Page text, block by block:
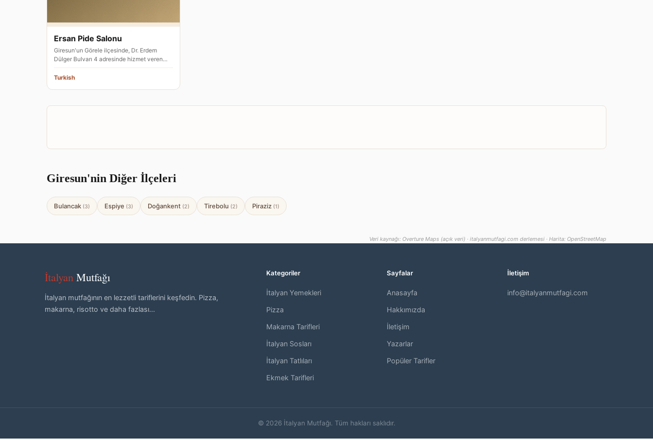
Ersan Pide Salonu
Giresun'un Görele ilçesinde, Dr. Erdem
Dülger Bulvarı 4 adresinde hizmet veren
Ersan Pide Salonu, İtalyan mutf…
Turkish
Giresun'nin Diğer İlçeleri
Bulancak (3) Espiye (3) Doğankent (2) Tirebolu (2) Piraziz (1)
Veri kaynağı: Overture Maps (açık veri) · italyanmutfagi.com derlemesi · Harita: OpenStreetMap
İtalyan Mutfağı
İtalyan mutfağının en lezzetli tariflerini keşfedin. Pizza,
makarna, risotto ve daha fazlası...
Kategoriler
İtalyan Yemekleri
Pizza
Makarna Tarifleri
İtalyan Sosları
İtalyan Tatlıları
Ekmek Tarifleri
Sayfalar
Anasayfa
Hakkımızda
İletişim
Yazarlar
Popüler Tarifler
İletişim
info@italyanmutfagi.com
© 2026 İtalyan Mutfağı. Tüm hakları saklıdır.